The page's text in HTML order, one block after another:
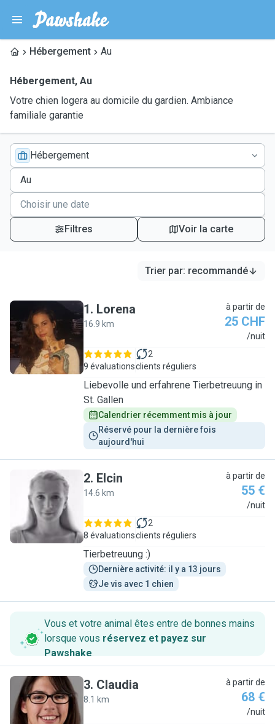
Hébergement Au
Hébergement, Au
Votre chien logera au domicile du gardien. Ambiance
familiale garantie
Hébergement
Filtres Voir la carte
Trier par: recommandé
L
1. Lorena
16.9 km
à partir de
25 CHF
/nuit
9 évaluations
2
clients réguliers
Liebevolle und erfahrene Tierbetreuung in
St. Gallen
Calendrier récemment mis à jour
Réservé pour la dernière fois
aujourd'hui
E
2. Elcin
14.6 km
à partir de
55 €
/nuit
8 évaluations
2
clients réguliers
Tierbetreuung :)
Dernière activité: il y a 13 jours
Je vis avec 1 chien
Vous et votre animal êtes entre de bonnes mains
lorsque vous réservez et payez sur
Pawshake.
C
3. Claudia
8.1 km
à partir de
68 €
/nuit